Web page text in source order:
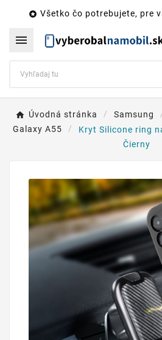
 Všetko čo potrebujete, pre

Úvodná stránka Samsung
Galaxy A55
Kryt Silicone ring
Čierny